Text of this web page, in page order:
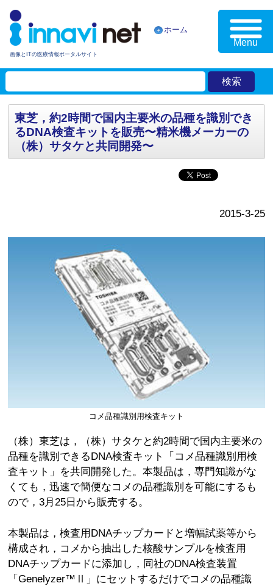
画像とITの医療情報ポータルサイト
ホーム
Menu
東芝，約2時間で国内主要米の品種を識別でき
るDNA検査キットを販売〜精米機メーカーの
（株）サタケと共同開発〜
2015-3-25
コメ品種識別用検査キット
（株）東芝は，（株）サタケと約2時間で国内主要米の
品種を識別できるDNA検査キット「コメ品種識別用検
査キット」を共同開発した。本製品は，専門知識がな
くても，迅速で簡便なコメの品種識別を可能にするも
ので，3月25日から販売する。
本製品は，検査用DNAチップカードと増幅試薬等から
構成され，コメから抽出した核酸サンプルを検査用
DNAチップカードに添加し，同社のDNA検査装置
「Genelyzer™Ⅱ」にセットするだけでコメの品種識